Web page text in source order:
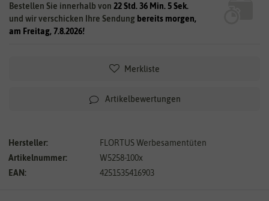
Bestellen Sie innerhalb von 22 Std. 36 Min. 4 Sek.
und wir verschicken Ihre Sendung bereits morgen,
am Freitag, 7.8.2026!
Merkliste
Artikelbewertungen
Hersteller:
FLORTUS Werbesamentüten
Artikelnummer:
W5258-100x
EAN:
4251535416903